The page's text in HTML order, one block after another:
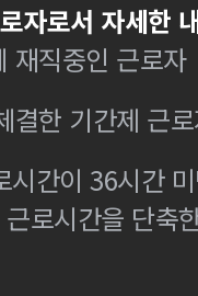
자로서 자세한
재직중인 근로자
결한 기간제 근
간이 36시간
로시간을 단축